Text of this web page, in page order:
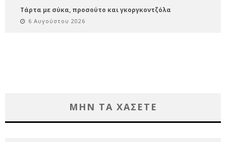
Τάρτα με σύκα, προσούτο και γκοργκοντζόλα
6 Αυγούστου 2026
ΜΗΝ ΤΑ ΧΑΣΕΤΕ